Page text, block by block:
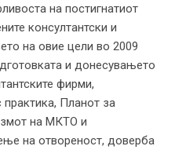
на постигнатиот
консултантски и
на овие цели во 2009
и донесувањето
фирми,
Планот за
на МКТО и
на отвореност, доверба